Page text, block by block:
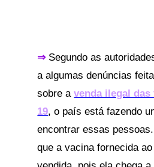
⇒ Segundo as
a algumas denúncias
sobre avenda ilegal das
19, o país está fazendo
encontrar essas
que a vacina fornecida